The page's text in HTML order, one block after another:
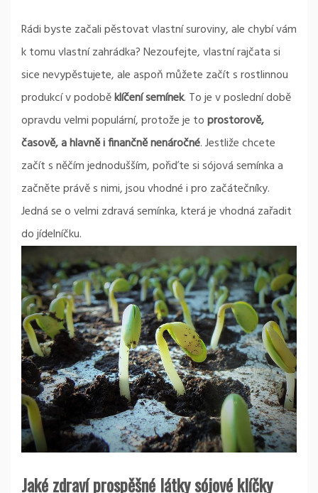
Rádi byste začali pěstovat vlastní suroviny, ale chybí vám
k tomu vlastní zahrádka? Nezoufejte, vlastní rajčata si
sice nevypěstujete, ale aspoň můžete začít s rostlinnou
produkcí v podoběklíčení semínek. To je v poslední době
opravdu velmi populární, protože je toprostorově,
časově, a hlavně i finančně nenáročné. Jestliže chcete
začít s něčím jednodušším, pořiďte si sójová semínka a
začněte právě s nimi, jsou vhodné i pro začátečníky.
Jedná se o velmi zdravá semínka, která je vhodná zařadit
do jídelníčku.
Jaké zdraví prospěšné látky sójové klíčky